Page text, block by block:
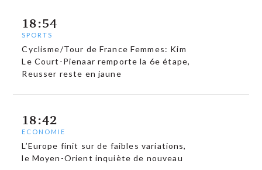
18:54
SPORTS
Cyclisme/Tour de France Femmes: Kim
Le Court-Pienaar remporte la 6e étape,
Reusser reste en jaune
18:42
ECONOMIE
L’Europe finit sur de faibles variations,
le Moyen-Orient inquiète de nouveau